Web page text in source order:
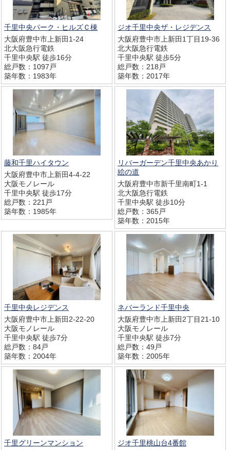
千里中央パーク・ヒルズＣ棟
大阪府豊中市上新田1-24
北大阪急行電鉄
千里中央駅 徒歩16分
総戸数：1097戸
築年数：1983年
ジオ千里中央ザ・レジデンス
大阪府豊中市上新田1丁目19-36
北大阪急行電鉄
千里中央駅 徒歩5分
総戸数：218戸
築年数：2017年
藤和千里ハイタウン
大阪府豊中市上新田4-4-22
大阪モノレール
千里中央駅 徒歩17分
総戸数：221戸
築年数：1985年
リバーガーデン千里中央あかり
絵の道
大阪府豊中市新千里南町1-1
北大阪急行電鉄
千里中央駅 徒歩10分
総戸数：365戸
築年数：2015年
千里中央レジデンス
大阪府豊中市上新田2-22-20
大阪モノレール
千里中央駅 徒歩7分
総戸数：84戸
築年数：2004年
ネバーランド千里中央
大阪府豊中市上新田2丁目21-10
大阪モノレール
千里中央駅 徒歩7分
総戸数：49戸
築年数：2005年
千里グリーンマンション
ジオ千里桃山台4番館